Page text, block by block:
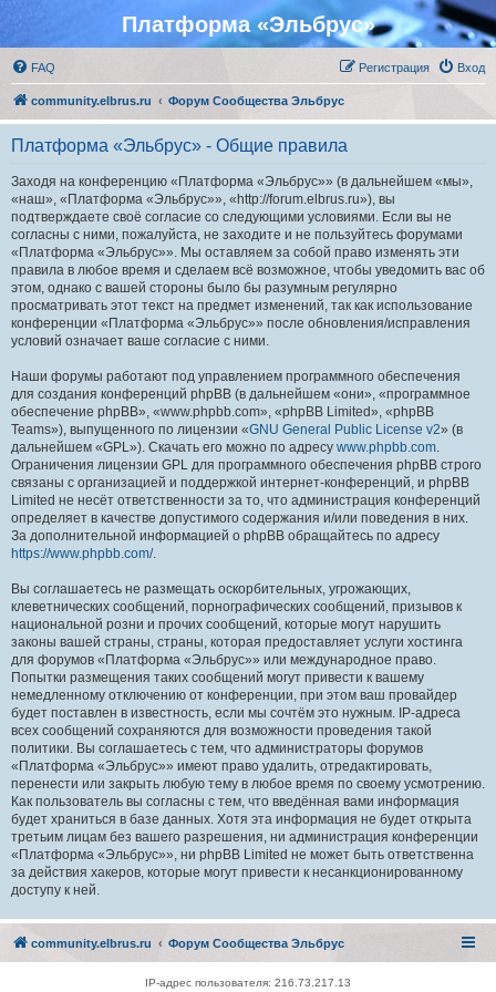
Платформа «Эльбрус»
FAQ Вход
Регистрация
community.elbrus.ru Форум Сообщества Эльбрус
Платформа «Эльбрус» - Общие правила
Заходя на конференцию «Платформа «Эльбрус»» (в дальнейшем «мы»,
«наш», «Платформа «Эльбрус»», «http://forum.elbrus.ru»), вы
подтверждаете своё согласие со следующими условиями. Если вы не
согласны с ними, пожалуйста, не заходите и не пользуйтесь форумами
«Платформа «Эльбрус»». Мы оставляем за собой право изменять эти
правила в любое время и сделаем всё возможное, чтобы уведомить вас об
этом, однако с вашей стороны было бы разумным регулярно
просматривать этот текст на предмет изменений, так как использование
конференции «Платформа «Эльбрус»» после обновления/исправления
условий означает ваше согласие с ними.
Наши форумы работают под управлением программного обеспечения
для создания конференций phpBB (в дальнейшем «они», «программное
обеспечение phpBB», «www.phpbb.com», «phpBB Limited», «phpBB
Teams»), выпущенного по лицензии «GNU General Public License v2» (в
дальнейшем «GPL»). Скачать его можно по адресу www.phpbb.com.
Ограничения лицензии GPL для программного обеспечения phpBB строго
связаны с организацией и поддержкой интернет-конференций, и phpBB
Limited не несёт ответственности за то, что администрация конференций
определяет в качестве допустимого содержания и/или поведения в них.
За дополнительной информацией о phpBB обращайтесь по адресу
https://www.phpbb.com/.
Вы соглашаетесь не размещать оскорбительных, угрожающих,
клеветнических сообщений, порнографических сообщений, призывов к
национальной розни и прочих сообщений, которые могут нарушить
законы вашей страны, страны, которая предоставляет услуги хостинга
для форумов «Платформа «Эльбрус»» или международное право.
Попытки размещения таких сообщений могут привести к вашему
немедленному отключению от конференции, при этом ваш провайдер
будет поставлен в известность, если мы сочтём это нужным. IP-адреса
всех сообщений сохраняются для возможности проведения такой
политики. Вы соглашаетесь с тем, что администраторы форумов
«Платформа «Эльбрус»» имеют право удалить, отредактировать,
перенести или закрыть любую тему в любое время по своему усмотрению.
Как пользователь вы согласны с тем, что введённая вами информация
будет храниться в базе данных. Хотя эта информация не будет открыта
третьим лицам без вашего разрешения, ни администрация конференции
«Платформа «Эльбрус»», ни phpBB Limited не может быть ответственна
за действия хакеров, которые могут привести к несанкционированному
доступу к ней.
community.elbrus.ru Форум Сообщества Эльбрус
IP-адрес пользователя: 216.73.217.13